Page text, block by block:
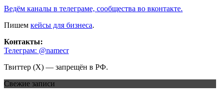
Ведём каналы в телеграме, сообщества во вконтакте.
Пишем кейсы для бизнеса.
Контакты:
Телеграм: @namecr
Твиттер (Х) — запрещён в РФ.
Свежие записи